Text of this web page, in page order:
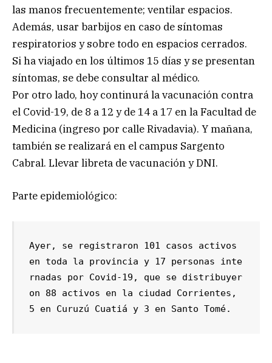
las manos frecuentemente; ventilar espacios.
Además, usar barbijos en caso de síntomas
respiratorios y sobre todo en espacios cerrados.
Si ha viajado en los últimos 15 días y se presentan
síntomas, se debe consultar al médico.
Por otro lado, hoy continurá la vacunación contra
el Covid-19, de 8 a 12 y de 14 a 17 en la Facultad de
Medicina (ingreso por calle Rivadavia). Y mañana,
también se realizará en el campus Sargento
Cabral. Llevar libreta de vacunación y DNI.
Parte epidemiológico:
Ayer, se registraron 101 casos activos
en toda la provincia y 17 personas inte
rnadas por Covid-19, que se distribuyer
on 88 activos en la ciudad Corrientes,
5 en Curuzú Cuatiá y 3 en Santo Tomé.